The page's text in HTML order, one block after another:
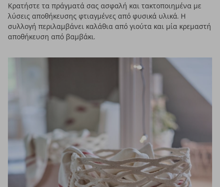
Κρατήστε τα πράγματά σας ασφαλή και τακτοποιημένα με
λύσεις αποθήκευσης φτιαγμένες από φυσικά υλικά. Η
συλλογή περιλαμβάνει καλάθια από γιούτα και μία κρεμαστή
αποθήκευση από βαμβάκι.